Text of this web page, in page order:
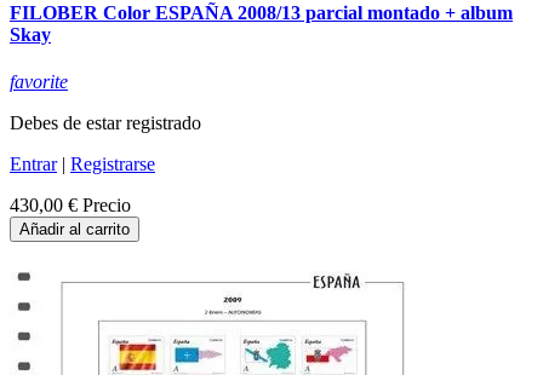
FILOBER Color ESPAÑA 2008/13 parcial montado + album
Skay
favorite
Debes de estar registrado
Entrar| Registrarse
430,00 € Precio
Añadir al carrito